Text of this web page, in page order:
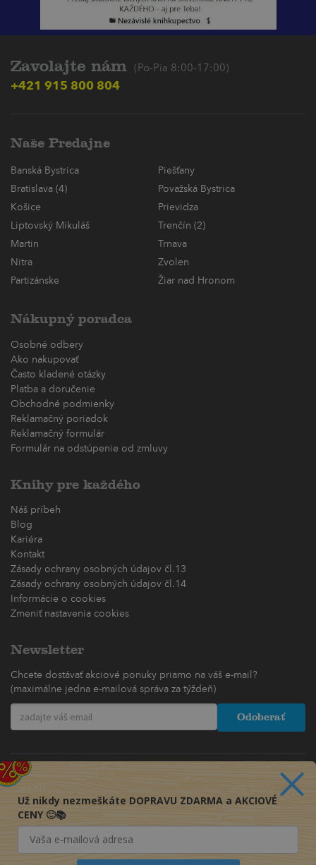
Zavolajte nám (Po-Pia 8:00-17:00)
+421 915 800 804
Naše Predajne
Banská Bystrica
Piešťany
Bratislava (4)
Považská Bystrica
Košice
Prievidza
Liptovský Mikuláš
Trenčín (2)
Martin
Trnava
Nitra
Zvolen
Partizánske
Žiar nad Hronom
Nákupný poradca
Osobné odbery
Ako nakupovať
Často kladené otázky
Platba a doručenie
Obchodné podmienky
Reklamačný poriadok
Reklamačný formulár
Formulár na odstúpenie od zmluvy
Knihy pre každého
Náš príbeh
Blog
Kariéra
Kontakt
Zásady ochrany osobných údajov čl.13
Zásady ochrany osobných údajov čl.14
Informácie o cookies
Zmeniť nastavenia cookies
Newsletter
Chcete dostávať akciové ponuky priamo na váš e-mail?
(maximálne jedna e-mailová správa za týždeň)
Odoberať
Už nikdy nezmeškáte DOPRAVU ZDARMA a AKCIOVÉ
CENY 🙂📚